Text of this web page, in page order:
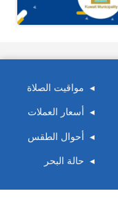
مواقيت الصلاة
أسعار العملات
أحوال الطقس
حالة البحر